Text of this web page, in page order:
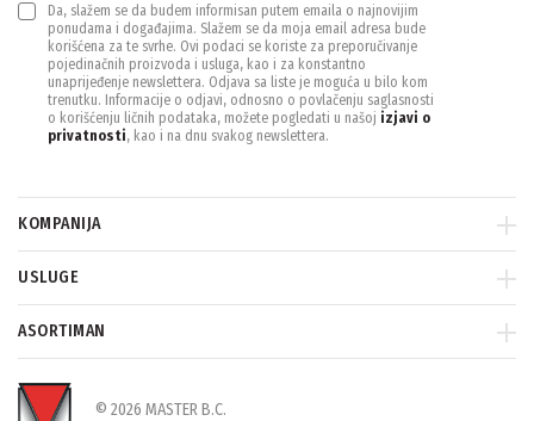
Da, slažem se da budem informisan putem emaila o najnovijim
ponudama i događajima. Slažem se da moja email adresa bude
korišćena za te svrhe. Ovi podaci se koriste za preporučivanje
pojedinačnih proizvoda i usluga, kao i za konstantno
unaprijeđenje newslettera. Odjava sa liste je moguća u bilo kom
trenutku. Informacije o odjavi, odnosno o povlačenju saglasnosti
o korišćenju ličnih podataka, možete pogledati u našoj izjavi o
privatnosti, kao i na dnu svakog newslettera.
KOMPANIJA
USLUGE
ASORTIMAN
© 2026 MASTER B.C.